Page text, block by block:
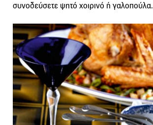
συνοδεύσετε ψητό χοιρινό ή γαλοπούλα.